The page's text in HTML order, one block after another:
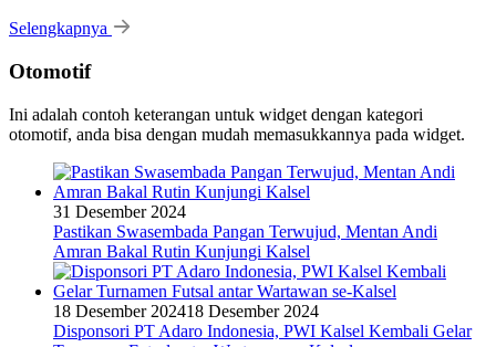
Selengkapnya
Otomotif
Ini adalah contoh keterangan untuk widget dengan kategori
otomotif, anda bisa dengan mudah memasukkannya pada widget.
31 Desember 2024
Pastikan Swasembada Pangan Terwujud, Mentan Andi
Amran Bakal Rutin Kunjungi Kalsel
18 Desember 202418 Desember 2024
Disponsori PT Adaro Indonesia, PWI Kalsel Kembali Gelar